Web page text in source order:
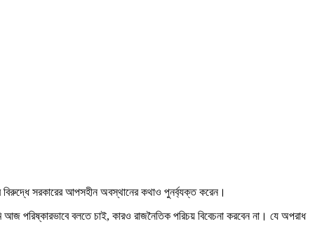
বিরুদ্ধে সরকারের আপসহীন অবস্থানের কথাও পুনর্ব্যক্ত করেন।
পরিষ্কারভাবে বলতে চাই, কারও রাজনৈতিক পরিচয় বিবেচনা করবেন না। যে অপরাধ